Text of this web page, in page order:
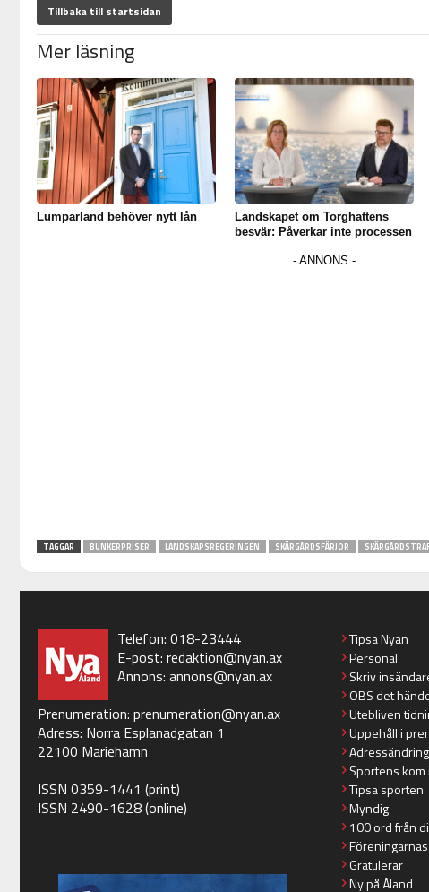
Tillbaka till startsidan
Mer läsning
Lumparland behöver nytt lån
Landskapet om Torghattens
besvär: Påverkar inte processen
TAGGAR BUNKERPRISER LANDSKAPSREGERINGEN SKÄRGÅRDSFÄRJOR
Telefon: 018-23444
E-post: redaktion@nyan.ax
Annons: annons@nyan.ax
Prenumeration: prenumeration@nyan.ax
Adress: Norra Esplanadgatan 1
22100 Mariehamn
ISSN 0359-1441 (print)
ISSN 2490-1628 (online)
Tipsa Nyan
Personal
Skriv
OBS det
Utebliven
Uppehåll i
Adressändring
Sportens kom
Tipsa sporten
Myndig
100 ord från
Gratulerar
Ny på Åland